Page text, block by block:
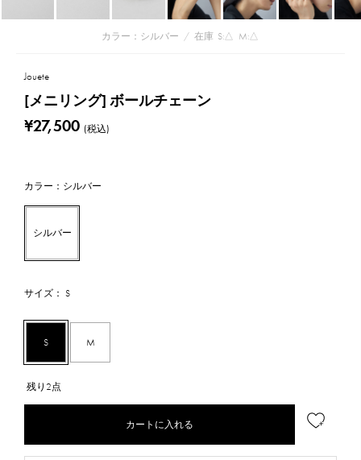
カラー：シルバー / 在庫 S:△ M:△
Jouete
[メニリング] ボールチェーン
¥27,500 (税込)
カラー：シルバー
シルバー
サイズ： S
S M
残り2点
カートに入れる